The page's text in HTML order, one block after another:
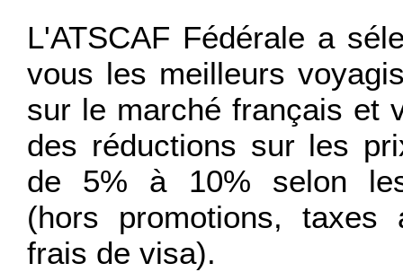
L'ATSCAF Fédérale a
vous les meilleurs
sur le marché français et
des réductions sur les
de 5% à 10% selon
(hors promotions, taxes
frais de visa).